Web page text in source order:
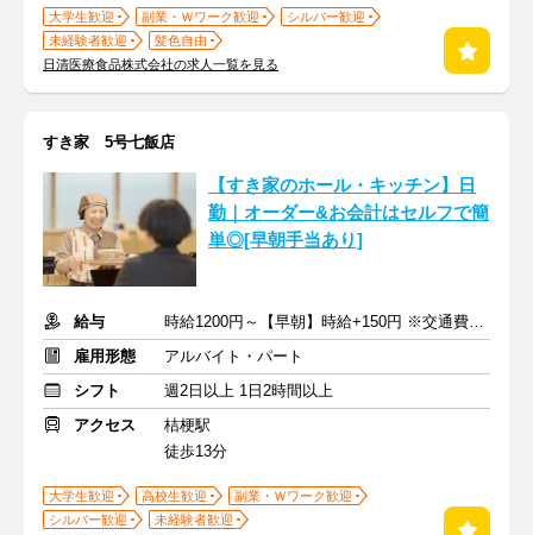
大学生歓迎 副業・Ｗワーク歓迎
シルバー歓迎
未経験者歓迎
髪色自由
日清医療食品株式会社の求人一覧を見る
すき家 5号七飯店
【すき家のホール・キッチン】日
勤｜オーダー&お会計はセルフで簡
単◎[早朝手当あり]
給与
時給1200円～【早朝】時給+150円 ※交通費支給
雇用形態
アルバイト・パート
シフト
週2日以上 1日2時間以上
アクセス
桔梗駅
徒歩13分
大学生歓迎 高校生歓迎
副業・Ｗワーク歓迎
シルバー歓迎
未経験者歓迎